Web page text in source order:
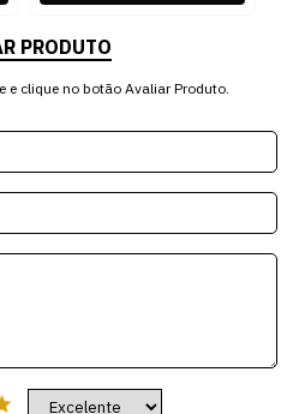
PRODUTO
e clique no botão Avaliar Produto.